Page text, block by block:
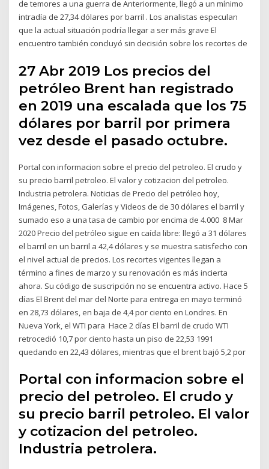
de temores a una guerra de Anteriormente, llegó a un mínimo
intradía de 27,34 dólares por barril . Los analistas especulan
que la actual situación podría llegar a ser más grave El
encuentro también concluyó sin decisión sobre los recortes de
27 Abr 2019 Los precios del
petróleo Brent han registrado
en 2019 una escalada que los 75
dólares por barril por primera
vez desde el pasado octubre.
Portal con informacion sobre el precio del petroleo. El crudo y
su precio barril petroleo. El valor y cotizacion del petroleo.
Industria petrolera. Noticias de Precio del petróleo hoy,
Imágenes, Fotos, Galerías y Videos de de 30 dólares el barril y
sumado eso a una tasa de cambio por encima de 4.000 8 Mar
2020 Precio del petróleo sigue en caída libre: llegó a 31 dólares
el barril en un barril a 42,4 dólares y se muestra satisfecho con
el nivel actual de precios. Los recortes vigentes llegan a
término a fines de marzo y su renovación es más incierta
ahora. Su código de suscripción no se encuentra activo. Hace 5
días El Brent del mar del Norte para entrega en mayo terminó
en 28,73 dólares, en baja de 4,4 por ciento en Londres. En
Nueva York, el WTI para Hace 2 días El barril de crudo WTI
retrocedió 10,7 por ciento hasta un piso de 22,53 1991
quedando en 22,43 dólares, mientras que el brent bajó 5,2 por
Portal con informacion sobre el
precio del petroleo. El crudo y
su precio barril petroleo. El valor
y cotizacion del petroleo.
Industria petrolera.